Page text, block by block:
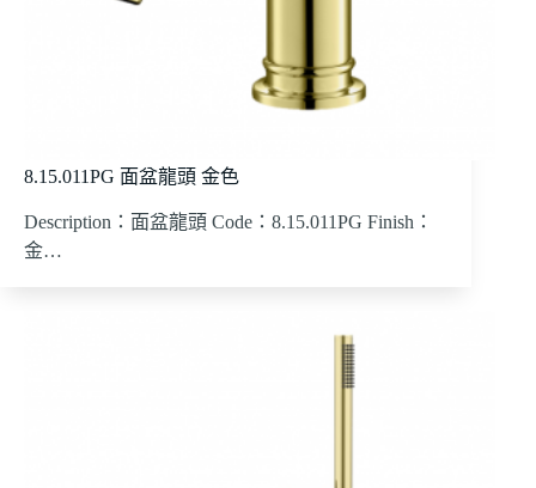
8.15.011PG 面盆龍頭 金色
Description：面盆龍頭 Code：8.15.011PG Finish：
金…